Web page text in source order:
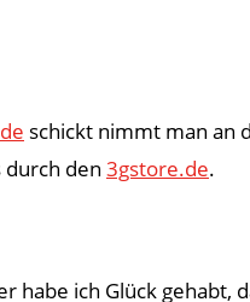
schickt nimmt man an
durch den 3gstore.de.
ich Glück gehabt,